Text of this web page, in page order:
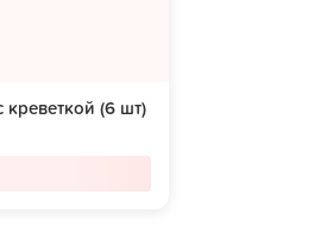
креветкой (6 шт)